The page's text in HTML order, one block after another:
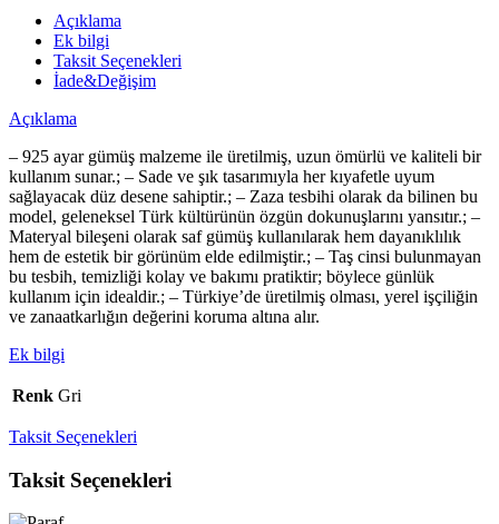
Açıklama
Ek bilgi
Taksit Seçenekleri
İade&Değişim
Açıklama
– 925 ayar gümüş malzeme ile üretilmiş, uzun ömürlü ve kaliteli bir
kullanım sunar.; – Sade ve şık tasarımıyla her kıyafetle uyum
sağlayacak düz desene sahiptir.; – Zaza tesbihi olarak da bilinen bu
model, geleneksel Türk kültürünün özgün dokunuşlarını yansıtır.; –
Materyal bileşeni olarak saf gümüş kullanılarak hem dayanıklılık
hem de estetik bir görünüm elde edilmiştir.; – Taş cinsi bulunmayan
bu tesbih, temizliği kolay ve bakımı pratiktir; böylece günlük
kullanım için idealdir.; – Türkiye’de üretilmiş olması, yerel işçiliğin
ve zanaatkarlığın değerini koruma altına alır.
Ek bilgi
Renk Gri
Taksit Seçenekleri
Taksit Seçenekleri